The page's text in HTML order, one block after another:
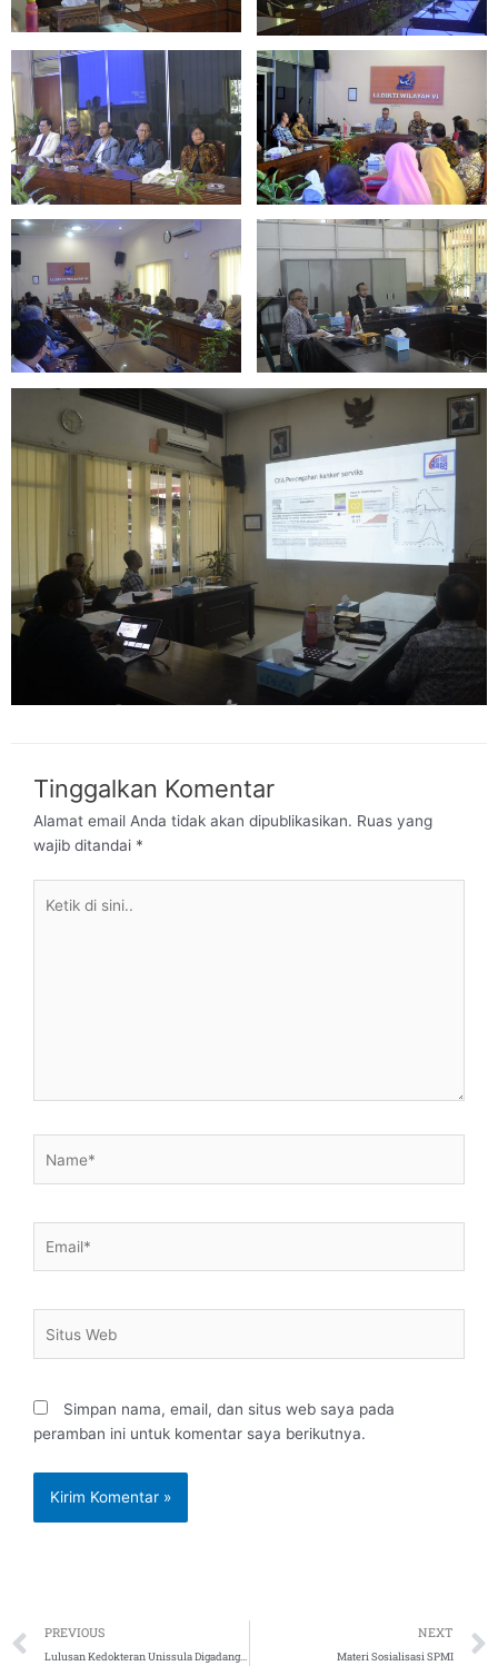
Tinggalkan Komentar
Alamat email Anda tidak akan dipublikasikan. Ruas yang
wajib ditandai *
Web
Simpan nama, email, dan situs web saya pada
peramban ini untuk komentar saya berikutnya.
Prev
PREVIOUS
Lulusan Kedokteran Unissula Digadang Tingkatkan HDI
NEXT
Materi Sosialisasi SPMI